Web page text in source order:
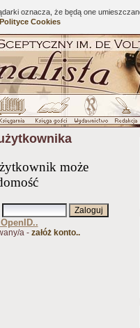
oznacza, że będą one
Polityce Cookies
może
a - załóż konto..